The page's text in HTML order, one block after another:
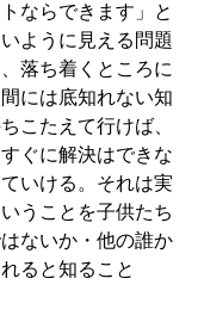
ならできます」と
ように見える問題
落ち着くところに
には底知れない知
こたえて行けば、
ぐに解決はできな
いける。それは実
うことを子供たち
ないか・他の誰か
ると知ること